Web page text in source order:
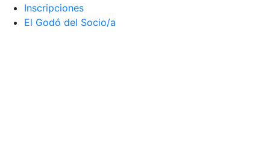
Inscripciones
El Godó del Socio/a